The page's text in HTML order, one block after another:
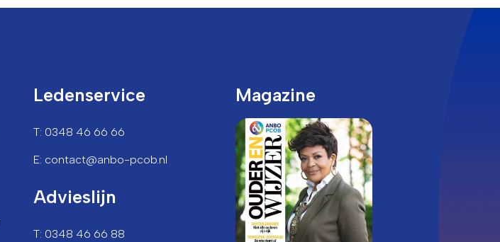
Ledenservice
T: 0348 46 66 66
E: contact@anbo-pcob.nl
Advieslijn
T: 0348 46 66 88
Magazine